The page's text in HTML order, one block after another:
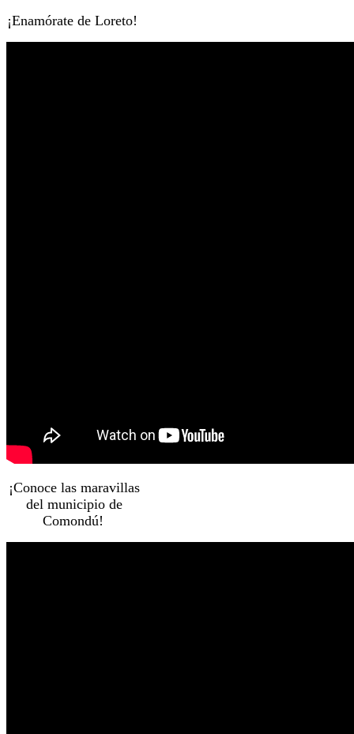
¡Enamórate de Loreto!
¡Conoce las maravillas
del municipio de
Comondú!